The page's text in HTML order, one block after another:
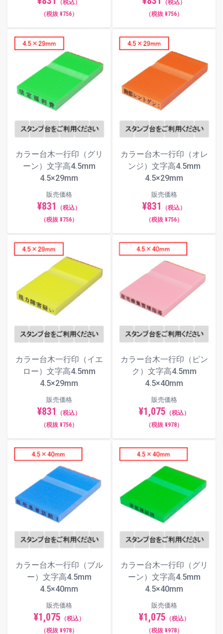
（税込）
（税抜 ¥756）
（税込）
（税抜 ¥756）
カラー台木一行印（グリ
ーン）文字高4.5mm
4.5×29mm
販売価格
¥831
（税込）
（税抜 ¥756）
カラー台木一行印（オレ
ンジ）文字高4.5mm
4.5×29mm
販売価格
¥831
（税込）
（税抜 ¥756）
カラー台木一行印（イエ
ロー）文字高4.5mm
4.5×29mm
販売価格
¥831
（税込）
（税抜 ¥756）
カラー台木一行印（ピン
ク）文字高4.5mm
4.5×40mm
販売価格
¥1,075 （税込）
（税抜 ¥978）
カラー台木一行印（ブル
ー）文字高4.5mm
4.5×40mm
販売価格
¥1,075 （税込）
（税抜 ¥978）
カラー台木一行印（グリ
ーン）文字高4.5mm
4.5×40mm
販売価格
¥1,075 （税込）
（税抜 ¥978）